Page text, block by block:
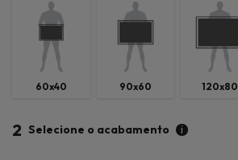
60x40 90x60 120x80
2 Selecione o acabamento i